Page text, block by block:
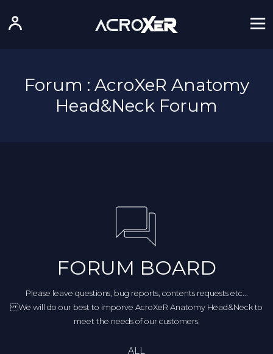
Forum : AcroXeR Anatomy
Head&Neck Forum
FORUM BOARD
Please leave questions, bug reports, contents requests etc...
We will do our best to imporve AcroXeR Anatomy Head&Neck to
meet the needs of our customers.
ALL